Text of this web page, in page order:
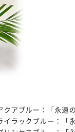
アブルー：
「永遠
ラックブルー：
「